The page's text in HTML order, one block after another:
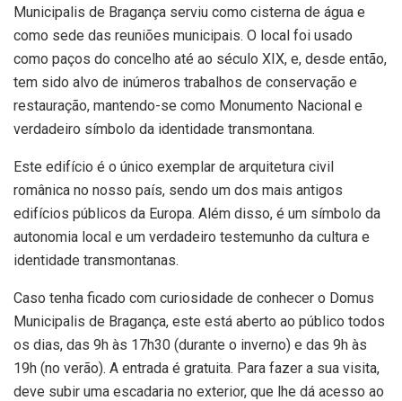
Municipalis de Bragança serviu como cisterna de água e
como sede das reuniões municipais. O local foi usado
como paços do concelho até ao século XIX, e, desde então,
tem sido alvo de inúmeros trabalhos de conservação e
restauração, mantendo-se como Monumento Nacional e
verdadeiro símbolo da identidade transmontana.
Este edifício é o único exemplar de arquitetura civil
românica no nosso país, sendo um dos mais antigos
edifícios públicos da Europa. Além disso, é um símbolo da
autonomia local e um verdadeiro testemunho da cultura e
identidade transmontanas.
Caso tenha ficado com curiosidade de conhecer o Domus
Municipalis de Bragança, este está aberto ao público todos
os dias, das 9h às 17h30 (durante o inverno) e das 9h às
19h (no verão). A entrada é gratuita. Para fazer a sua visita,
deve subir uma escadaria no exterior, que lhe dá acesso ao